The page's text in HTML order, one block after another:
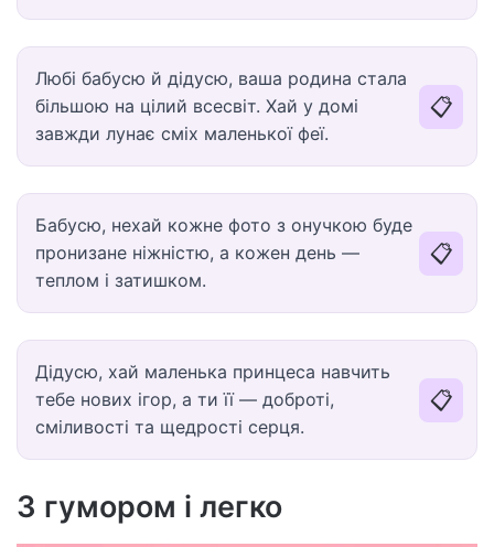
Любі бабусю й дідусю, ваша родина стала
більшою на цілий всесвіт. Хай у домі
завжди лунає сміх маленької феї.
📋
Бабусю, нехай кожне фото з онучкою буде
пронизане ніжністю, а кожен день —
теплом і затишком.
📋
Дідусю, хай маленька принцеса навчить
тебе нових ігор, а ти її — доброті,
сміливості та щедрості серця.
📋
З гумором і легко